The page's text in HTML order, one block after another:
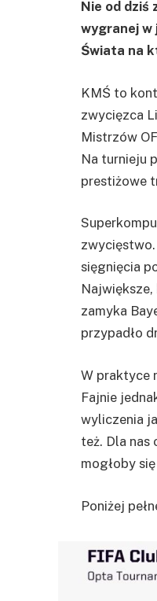
Nie od dziś
wygranej w
Świata na
KMŚ to
zwycięzca
Mistrzów
Na turnieju
prestiżowe
sięgnięcia
Największe,
zamyka
przypadło
W praktyce
Fajnie
wyliczenia
też. Dla nas
mogłoby
Poniżej